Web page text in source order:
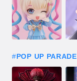
#POP UP PARADE